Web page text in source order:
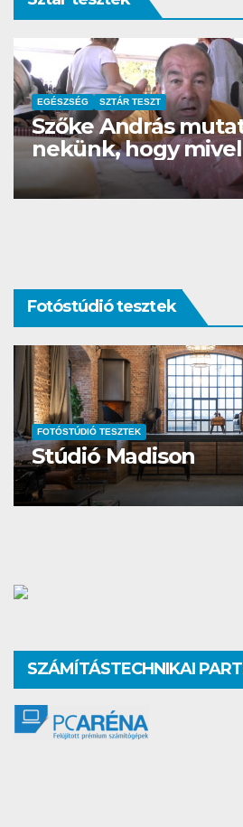
CSAJOK SZÉPSÉG SZTÁR TESZT
A kopaszság szexi?
Fotóstúdió tesztek
FOTÓSTÚDIÓ TESZTEK
Little Grandma
SZÁMÍTÁSTECHNIKAI